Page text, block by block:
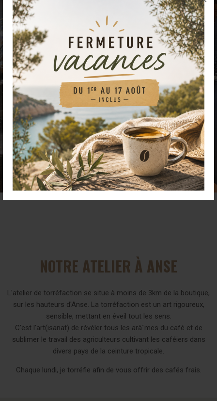
NOTRE ATELIER À ANSE
L'atelier de torréfaction se situe à moins de 3km de la boutique,
sur les hauteurs d'Anse. La torréfaction est un art rigoureux,
sensible, mettant en éveil tout les sens.
C'est l'art(isanat) de révéler tous les arà´mes du café et de
sublimer le travail des agriculteurs cultivant les caféiers dans
divers pays de la ceinture tropicale.
Chaque lundi, je torréfie afin de vous offrir des cafés frais.